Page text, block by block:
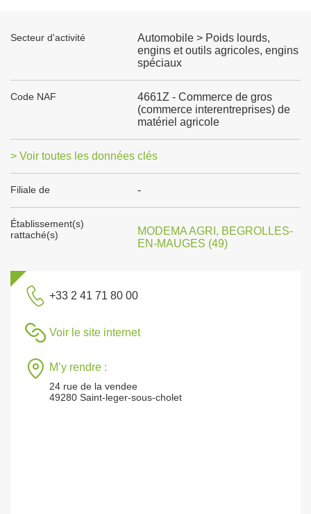
Secteur d'activité
Automobile > Poids lourds,
engins et outils agricoles, engins
spéciaux
Code NAF
4661Z - Commerce de gros
(commerce interentreprises) de
matériel agricole
> Voir toutes les données clés
Filiale de -
Établissement(s)
rattaché(s)
MODEMA AGRI, BEGROLLES-
EN-MAUGES (49)
+33 2 41 71 80 00
Voir le site internet
M’y rendre :
24 rue de la vendee
49280 Saint-leger-sous-cholet